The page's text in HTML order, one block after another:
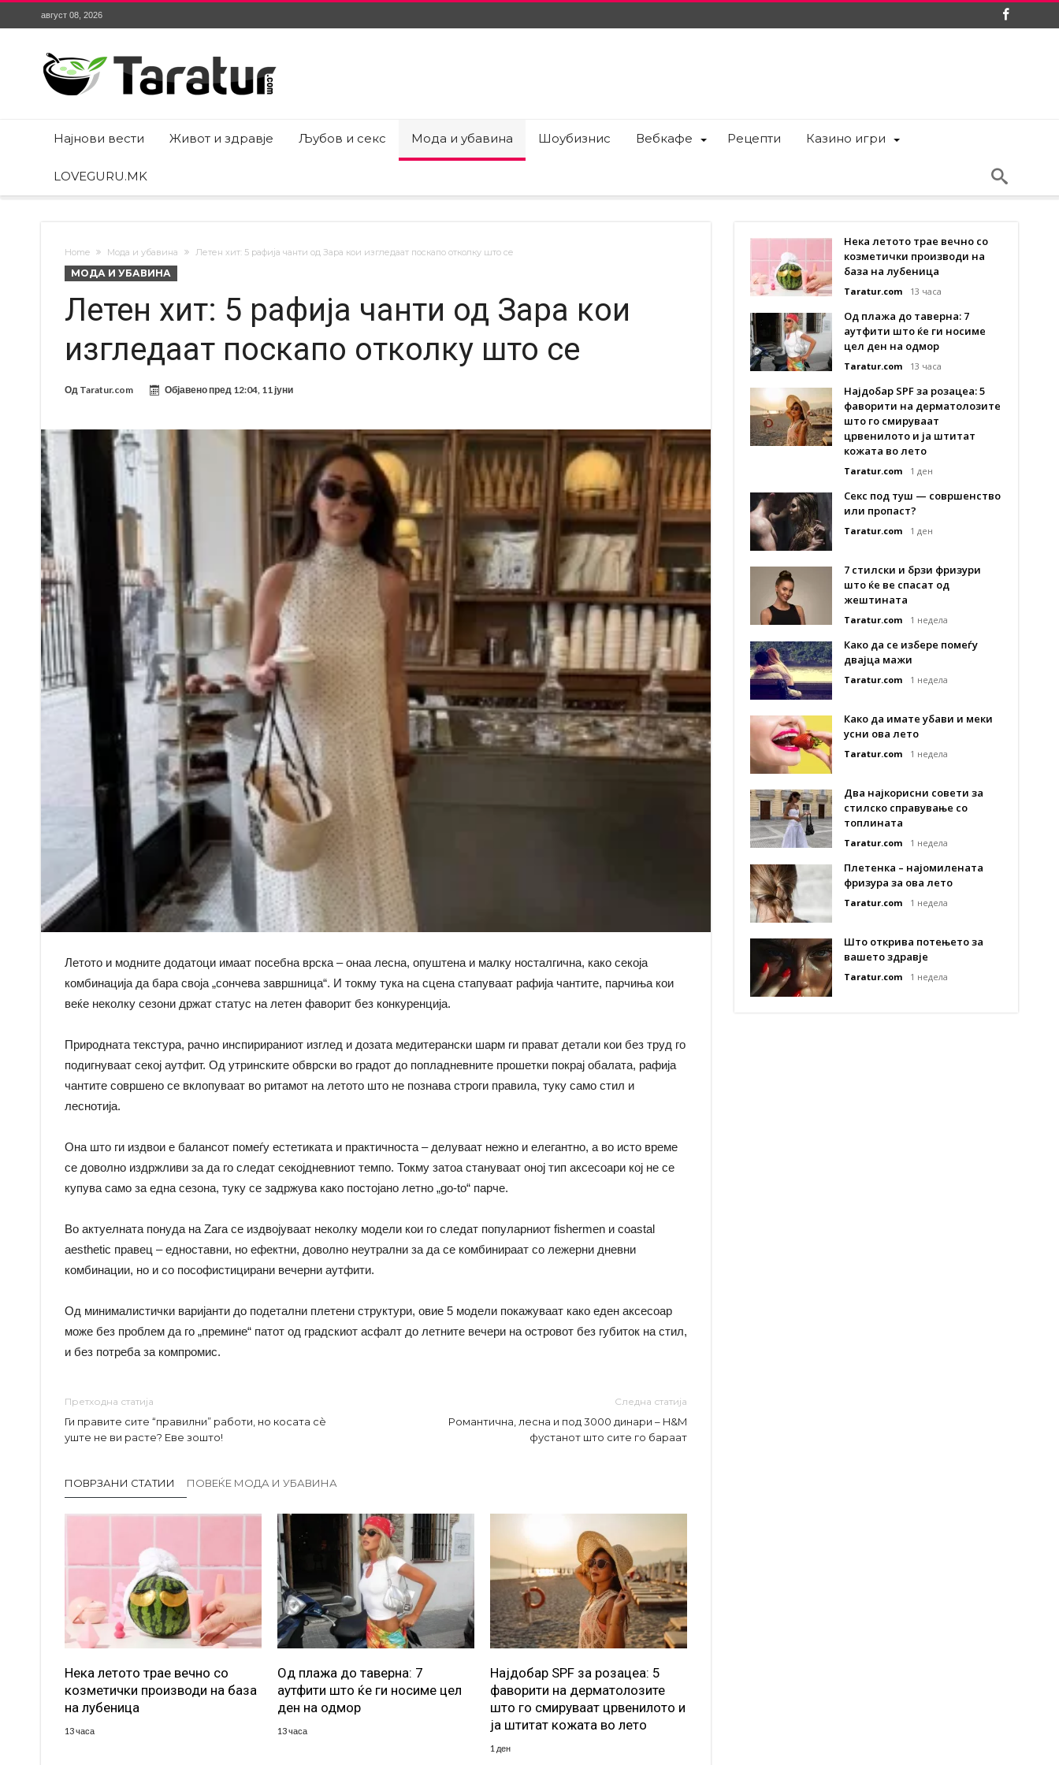
август 08, 2026
Најнови вести Живот и здравје Љубов и секс Мода и убавина Шоубизнис Вебкафе Рецепти Казино игри
LOVEGURU.MK
Home Мода и убавина Летен хит: 5 рафија чанти од Зара кои изгледаат поскапо отколку што се
МОДА И УБАВИНА
Летен хит: 5 рафија чанти од Зара кои
изгледаат поскапо отколку што се
Од Taratur.com Објавено пред 12:04, 11 јуни
Летото и модните додатоци имаат посебна врска – онаа лесна, опуштена и малку носталгична, како секоја
комбинација да бара своја „сончева завршница“. И токму тука на сцена стапуваат рафија чантите, парчиња кои
веќе неколку сезони држат статус на летен фаворит без конкуренција.
Природната текстура, рачно инспирираниот изглед и дозата медитерански шарм ги прават детали кои без труд го
подигнуваат секој аутфит. Од утринските обврски во градот до попладневните прошетки покрај обалата, рафија
чантите совршено се вклопуваат во ритамот на летото што не познава строги правила, туку само стил и
леснотија.
Она што ги издвои е балансот помеѓу естетиката и практичноста – делуваат нежно и елегантно, а во исто време
се доволно издржливи за да го следат секојдневниот темпо. Токму затоа стануваат оној тип аксесоари кој не се
купува само за една сезона, туку се задржува како постојано летно „go-to“ парче.
Во актуелната понуда на Zara се издвојуваат неколку модели кои го следат популарниот fishermen и coastal
aesthetic правец – едноставни, но ефектни, доволно неутрални за да се комбинираат со лежерни дневни
комбинации, но и со пософистицирани вечерни аутфити.
Од минималистички варијанти до подетални плетени структури, овие 5 модели покажуваат како еден аксесоар
можe без проблем да го „премине“ патот од градскиот асфалт до летните вечери на островот без губиток на стил,
и без потреба за компромис.
Претходна статија
Ги правите сите “правилни” работи, но косата сè
уште не ви расте? Еве зошто!
Следна статија
Романтична, лесна и под 3000 динари – H&M
фустанот што сите го бараат
ПОВРЗАНИ СТАТИИ ПОВЕЌЕ МОДА И УБАВИНА
Нека летото трае вечно со
козметички производи на база
на лубеница
13 часа
Од плажа до таверна: 7
аутфити што ќе ги носиме цел
ден на одмор
13 часа
Најдобар SPF за розацеа: 5
фаворити на дерматолозите
што го смируваат црвенилото и
ја штитат кожата во лето
1 ден
Нека летото трае вечно со
козметички производи на
база на лубеница
Taratur.com 13 часа
Од плажа до таверна: 7
аутфити што ќе ги носиме
цел ден на одмор
Taratur.com 13 часа
Најдобар SPF за розацеа: 5
фаворити на дерматолозите
што го смируваат
црвенилото и ја штитат
кожата во лето
Taratur.com 1 ден
Секс под туш — совршенство
или пропаст?
Taratur.com 1 ден
7 стилски и брзи фризури
што ќе ве спасат од
жештината
Taratur.com 1 недела
Како да се избере помеѓу
двајца мажи
Taratur.com 1 недела
Како да имате убави и меки
усни ова лето
Taratur.com 1 недела
Два најкорисни совети за
стилско справување со
топлината
Taratur.com 1 недела
Плетенка – најомилената
фризура за ова лето
Taratur.com 1 недела
Што открива потењето за
вашето здравје
Taratur.com 1 недела